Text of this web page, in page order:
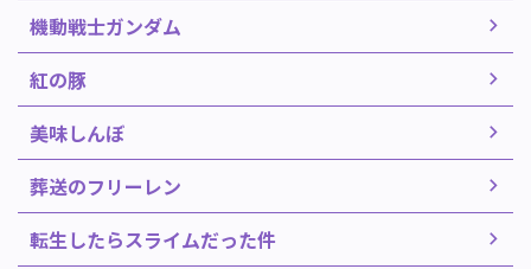
機動戦士ガンダム
紅の豚
美味しんぼ
葬送のフリーレン
転生したらスライムだった件